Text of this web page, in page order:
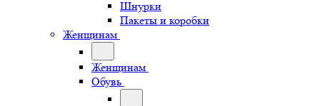
Шнурки
Пакеты и коробки
Женщинам
Женщинам
Обувь